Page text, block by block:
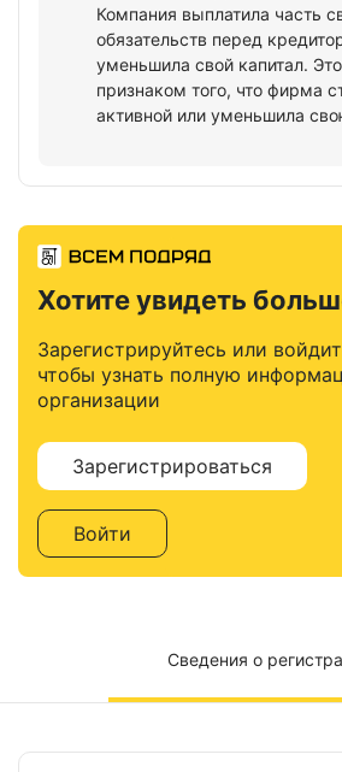
Компания выплатила часть
обязательств перед
уменьшила свой капитал.
признаком того, что фирма
активной или уменьшила
Хотите увидеть
Зарегистрируйтесь или
чтобы узнать полную
организации
Зарегистрироваться
Войти
Сведения о